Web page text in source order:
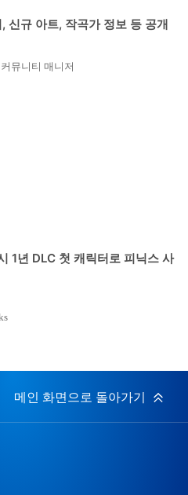
신규 아트, 작곡가 정보 등 공개
뮤니티 매니저
1년 DLC 첫 캐릭터로 피닉스 사
메인 화면으로 돌아가기